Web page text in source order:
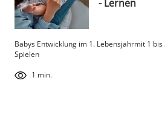
- Lernen
Babys Entwicklung im 1. Lebensjahrmit 1
Spielen
1 min.